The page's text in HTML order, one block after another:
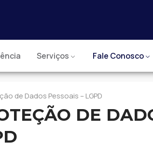
Serviços Fale Conosco
de Dados Pessoais – LGPD
DE